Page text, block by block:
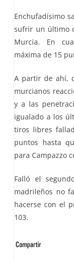
Enchufadísimo
sufrir un último
Murcia. En
máxima de 15
A partir de ahí,
murcianos
y a las
igualado a los
tiros libres
puntos hasta
para Campazzo
Falló el
madrileños no
hacerse con el
103.